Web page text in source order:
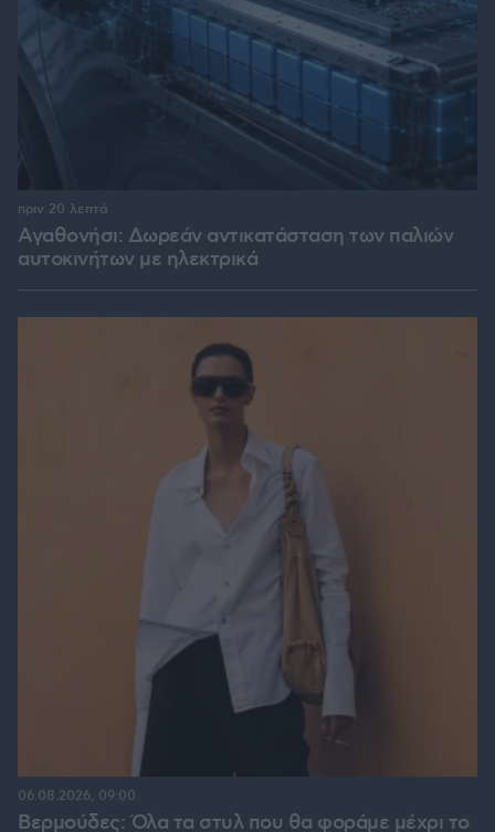
Αγαθονήσι: Δωρεάν αντικατάσταση των παλιών
αυτοκινήτων με ηλεκτρικά
πριν 20 λεπτά
Βερμούδες: Όλα τα στυλ που θα φοράμε μέχρι το
06.08.2026, 09:00